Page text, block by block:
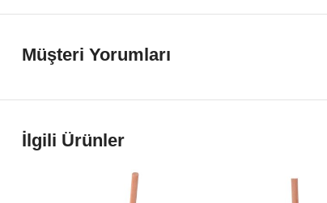
Müşteri Yorumları
İlgili Ürünler